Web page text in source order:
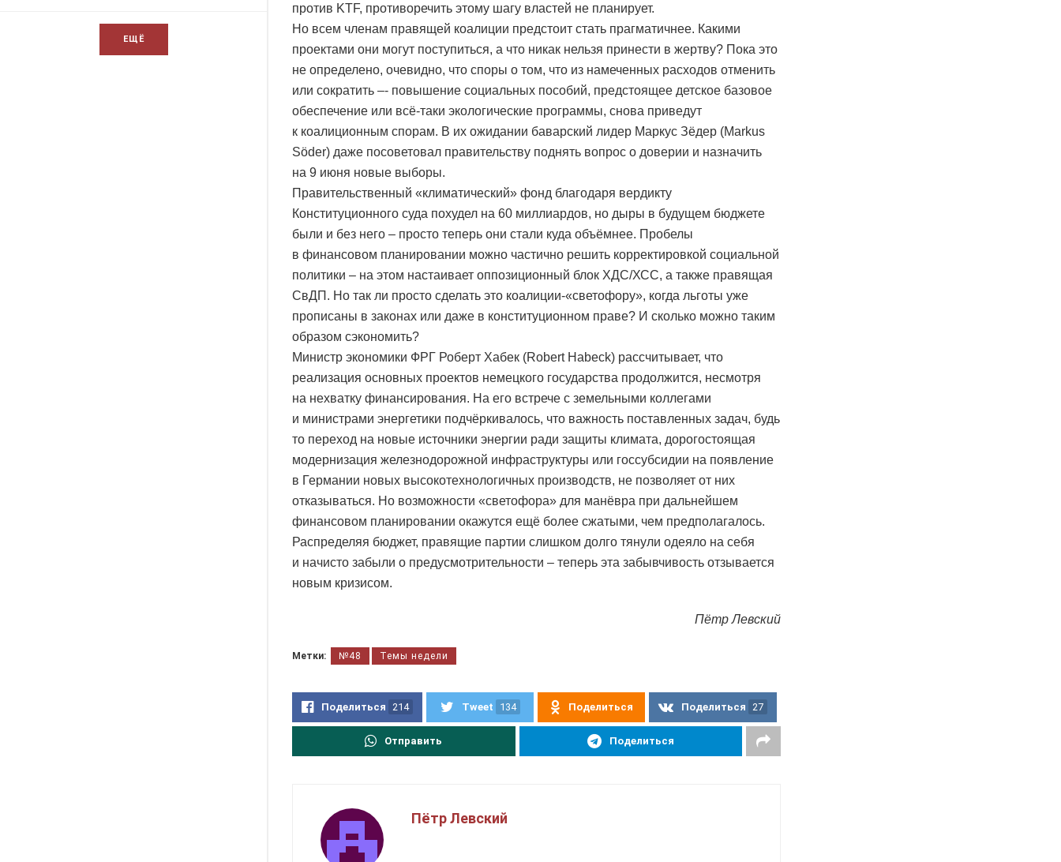
ЕЩЁ
против KTF, противоречить этому шагу властей не планирует.
Но всем членам правящей коалиции предстоит стать прагматичнее. Какими
проектами они могут поступиться, а что никак нельзя принести в жертву? Пока это
не определено, очевидно, что споры о том, что из намеченных расходов отменить
или сократить –- повышение социальных пособий, предстоящее детское базовое
обеспечение или всё-таки экологические программы, снова приведут
к коалиционным спорам. В их ожидании баварский лидер Маркус Зёдер (Markus
Söder) даже посоветовал правительству поднять вопрос о доверии и назначить
на 9 июня новые выборы.
Правительственный «климатический» фонд благодаря вердикту
Конституционного суда похудел на 60 миллиардов, но дыры в будущем бюджете
были и без него – просто теперь они стали куда объёмнее. Пробелы
в финансовом планировании можно частично решить корректировкой социальной
политики – на этом настаивает оппозиционный блок ХДС/ХСС, а также правящая
СвДП. Но так ли просто сделать это коалиции-«светофору», когда льготы уже
прописаны в законах или даже в конституционном праве? И сколько можно таким
образом сэкономить?
Министр экономики ФРГ Роберт Хабек (Robert Habeck) рассчитывает, что
реализация основных проектов немецкого государства продолжится, несмотря
на нехватку финансирования. На его встрече с земельными коллегами
и министрами энергетики подчёркивалось, что важность поставленных задач, будь
то переход на новые источники энергии ради защиты климата, дорогостоящая
модернизация железнодорожной инфраструктуры или госсубсидии на появление
в Германии новых высокотехнологичных производств, не позволяет от них
отказываться. Но возможности «светофора» для манёвра при дальнейшем
финансовом планировании окажутся ещё более сжатыми, чем предполагалось.
Распределяя бюджет, правящие партии слишком долго тянули одеяло на себя
и начисто забыли о предусмотрительности – теперь эта забывчивость отзывается
новым кризисом.
Пётр Левский
Метки: №48 Темы недели
Поделиться 214 Tweet 134 Поделиться Поделиться 27
Отправить Поделиться
Пётр Левский